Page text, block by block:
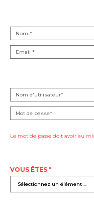
Le mot de passe doit avoir au
VOUS ÊTES *